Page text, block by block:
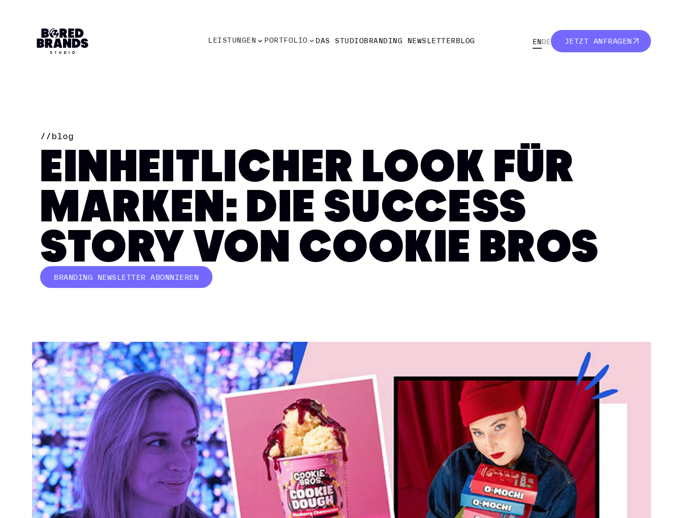
LEISTUNGEN
PORTFOLIO
DAS STUDIOBRANDING NEWSLETTER BLOG
ENDE
JETZT ANFRAGEN
// blog
EINHEITLICHER LOOK FÜR
MARKEN: DIE SUCCESS
STORY VON COOKIE BROS
BRANDING NEWSLETTER ABONNIEREN